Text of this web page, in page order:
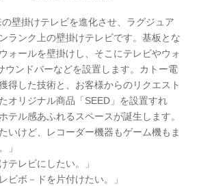
壁掛けテレビを進化させ、ラグジュア
ランク上の壁掛けテレビです。基板とな
ォールを壁掛けし、そこにテレビやウォ
ウンドバーなどを設置します。カトー電
得した技術と、お客様からのリクエスト
オリジナル商品「SEED」を設置すれ
テル感あふれるスペースが誕生します。
いけど、レコーダー機器もゲーム機もま
」
テレビにしたい。」
ビボ－ドを片付けたい。」